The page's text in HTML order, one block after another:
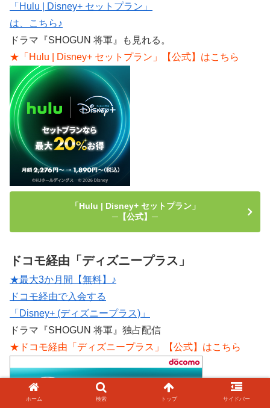
「Hulu | Disney+ セットプラン」
は、こちら♪
ドラマ『SHOGUN 将軍』も見れる。
★「Hulu | Disney+ セットプラン」【公式】はこちら
「Hulu | Disney+ セットプラン」
─【公式】─
ドコモ経由「ディズニープラス」
★最大3か月間【無料】♪
ドコモ経由で入会する
「Disney+ (ディズニープラス)」
ドラマ『SHOGUN 将軍』独占配信
★ドコモ経由「ディズニープラス」【公式】はこちら
ホーム 検索 トップ サイドバー